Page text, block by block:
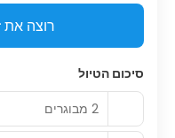
רוצה את
סיכום הטיול
2 מבוגרים